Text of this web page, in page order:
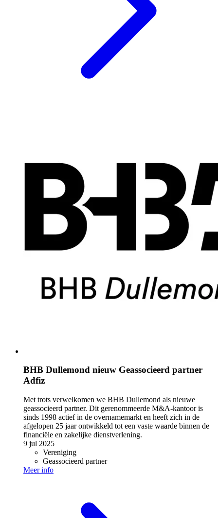
BHB Dullemond nieuw Geassocieerd partner
Adfiz
Met trots verwelkomen we BHB Dullemond als nieuwe
geassocieerd partner. Dit gerenommeerde M&A-kantoor is
sinds 1998 actief in de overnamemarkt en heeft zich in de
afgelopen 25 jaar ontwikkeld tot een vaste waarde binnen de
financiële en zakelijke dienstverlening.
9 jul 2025
Vereniging
Geassocieerd partner
Meer info